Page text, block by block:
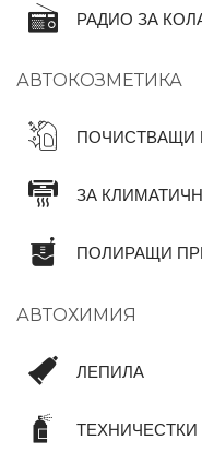
РАДИО ЗА
АВТОКОЗМЕТИКА
ПОЧИСТВАЩИ
ЗА
ПОЛИРАЩИ
АВТОХИМИЯ
ЛЕПИЛА